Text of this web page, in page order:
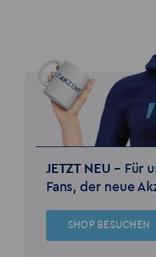
JETZT NEU – Für
Fans, der neue
SHOP BESUCHEN